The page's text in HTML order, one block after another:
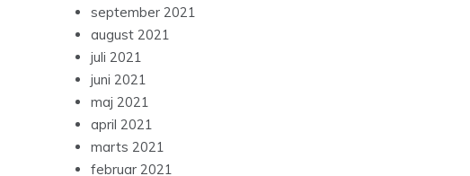
september 2021
august 2021
juli 2021
juni 2021
maj 2021
april 2021
marts 2021
februar 2021